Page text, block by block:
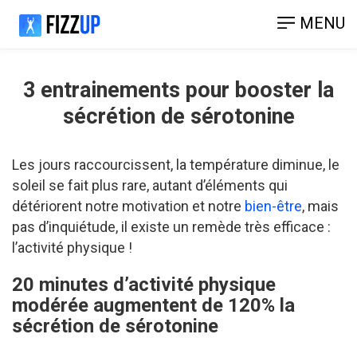
MENU
3 entrainements pour booster la
sécrétion de sérotonine
Les jours raccourcissent, la température diminue, le
soleil se fait plus rare, autant d’éléments qui
détériorent notre motivation et notre bien-être, mais
pas d’inquiétude, il existe un remède très efficace :
l’activité physique !
20 minutes d’activité physique
modérée augmentent de 120% la
sécrétion de sérotonine